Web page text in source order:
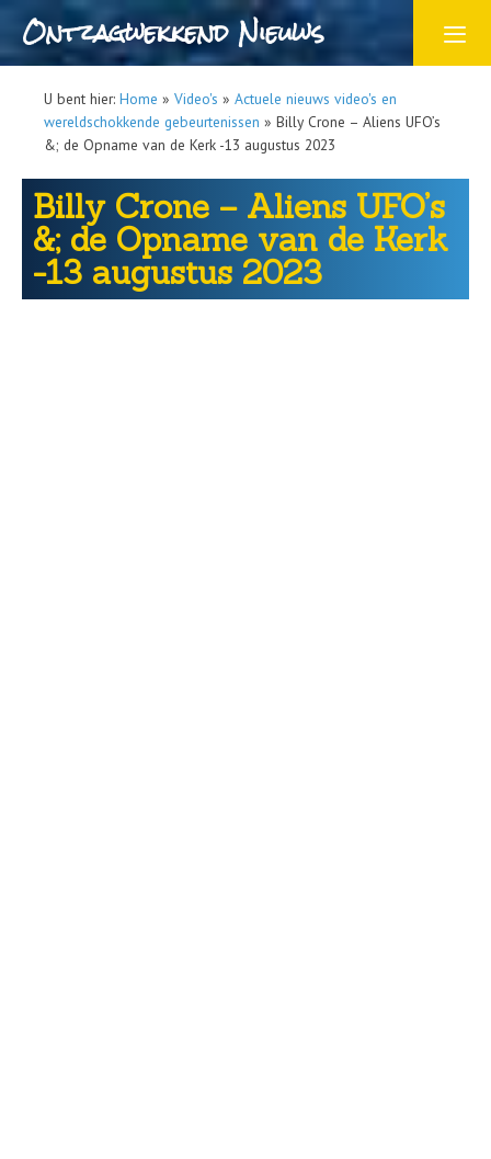
Ontzagwekkend Nieuws
U bent hier: Home » Video's » Actuele nieuws video's en
wereldschokkende gebeurtenissen » Billy Crone – Aliens UFO’s
&; de Opname van de Kerk -13 augustus 2023
Billy Crone – Aliens UFO’s
&; de Opname van de Kerk
-13 augustus 2023